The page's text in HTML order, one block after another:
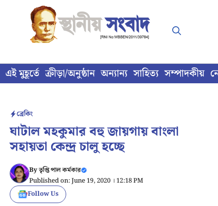
content
এই মুহূর্তে ক্রীড়া/অনুষ্ঠান অন্যান্য সাহিত্য সম্পাদকীয়
ব্রেকিং
ঘাটাল মহকুমার বহু জায়গায় বাংলা
সহায়তা কেন্দ্র চালু হচ্ছে
Byতৃপ্তি পাল কর্মকার
Published on: June 19, 2020 । 12:18 PM
Follow Us